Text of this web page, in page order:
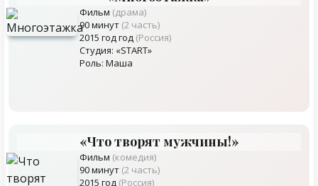
Фильм (драма)
90 минут (2 часть)
2015 год год (Россия)
Студия: «START»
Роль: Маша
«Что творят мужчины!»
Фильм (комедия)
90 минут (2 часть)
2015 год (Россия)